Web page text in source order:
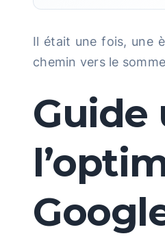
Il était une fois, une
chemin vers le
Guide